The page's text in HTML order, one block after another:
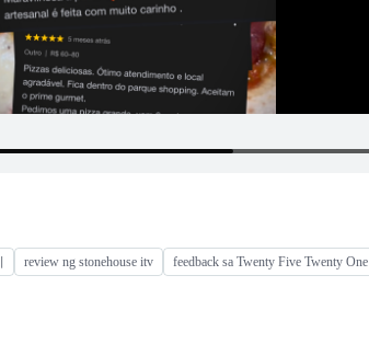
review ng stonehouse itv feedback sa Twenty Five Twenty One